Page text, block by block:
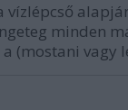
vízlépcső
minden
(mostani vagy